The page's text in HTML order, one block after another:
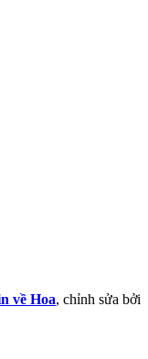
về Hoa, chỉnh sửa bởi